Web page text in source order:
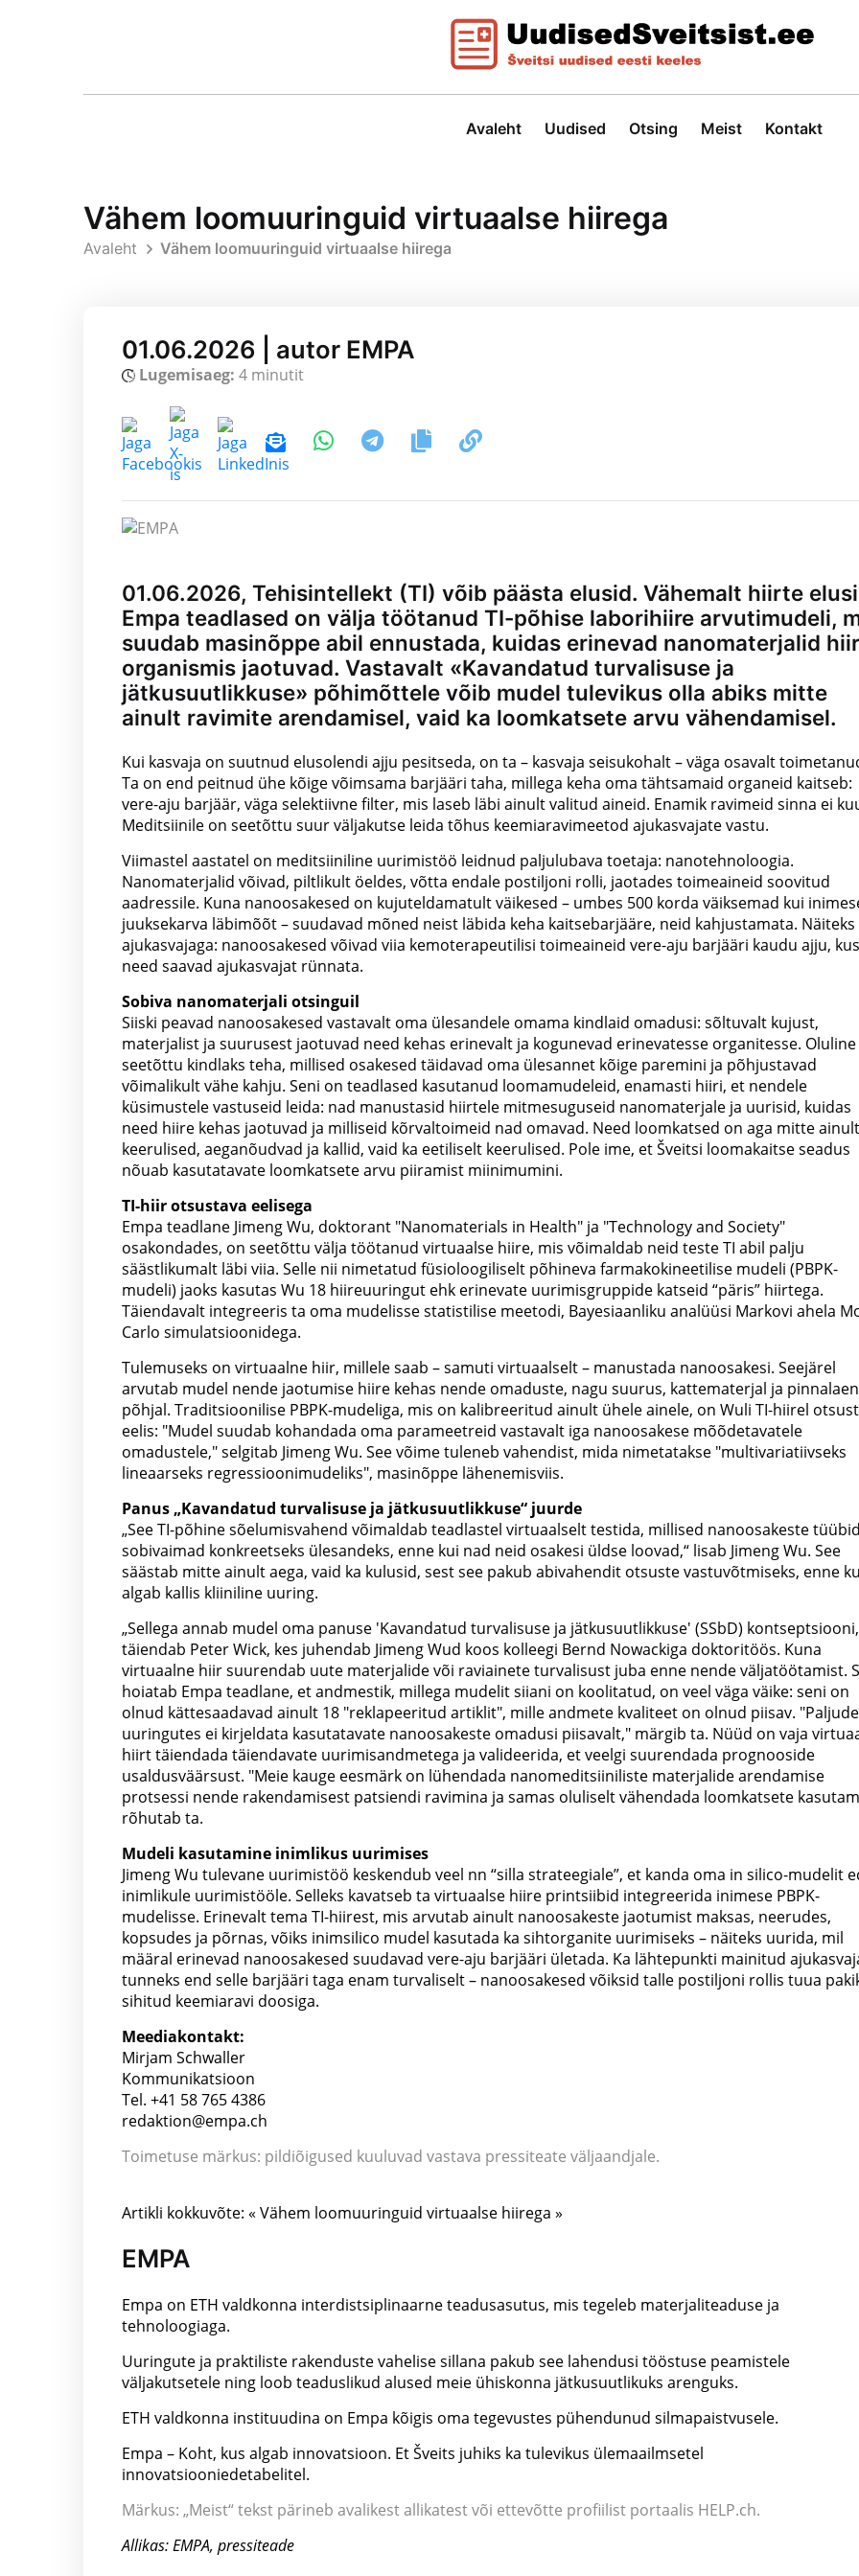
Avaleht Uudised Otsing Meist Kontakt
Vähem loomuuringuid virtuaalse hiirega
Avaleht Vähem loomuuringuid virtuaalse hiirega
01.06.2026 | autor EMPA
Lugemisaeg: 4 minutit
01.06.2026, Tehisintellekt (TI) võib päästa elusid. Vähemalt hiirte
Empa teadlased on välja töötanud TI-põhise laborihiire arvutimudeli,
suudab masinõppe abil ennustada, kuidas erinevad nanomaterjalid
organismis jaotuvad. Vastavalt «Kavandatud turvalisuse ja
jätkusuutlikkuse» põhimõttele võib mudel tulevikus olla abiks mitte
ainult ravimite arendamisel, vaid ka loomkatsete arvu vähendamisel.
Kui kasvaja on suutnud elusolendi ajju pesitseda, on ta – kasvaja seisukohalt – väga osavalt
Ta on end peitnud ühe kõige võimsama barjääri taha, millega keha oma tähtsamaid organeid kaitseb:
vere-aju barjäär, väga selektiivne filter, mis laseb läbi ainult valitud aineid. Enamik ravimeid sinna ei
Meditsiinile on seetõttu suur väljakutse leida tõhus keemiaravimeetod ajukasvajate vastu.
Viimastel aastatel on meditsiiniline uurimistöö leidnud paljulubava toetaja: nanotehnoloogia.
Nanomaterjalid võivad, piltlikult öeldes, võtta endale postiljoni rolli, jaotades toimeaineid soovitud
aadressile. Kuna nanoosakesed on kujuteldamatult väikesed – umbes 500 korda väiksemad kui
juuksekarva läbimõõt – suudavad mõned neist läbida keha kaitsebarjääre, neid kahjustamata. Näiteks
ajukasvajaga: nanoosakesed võivad viia kemoterapeutilisi toimeaineid vere-aju barjääri kaudu ajju, kus
need saavad ajukasvajat rünnata.
Sobiva nanomaterjali otsinguil
Siiski peavad nanoosakesed vastavalt oma ülesandele omama kindlaid omadusi: sõltuvalt kujust,
materjalist ja suurusest jaotuvad need kehas erinevalt ja kogunevad erinevatesse organitesse.
seetõttu kindlaks teha, millised osakesed täidavad oma ülesannet kõige paremini ja põhjustavad
võimalikult vähe kahju. Seni on teadlased kasutanud loomamudeleid, enamasti hiiri, et nendele
küsimustele vastuseid leida: nad manustasid hiirtele mitmesuguseid nanomaterjale ja uurisid, kuidas
need hiire kehas jaotuvad ja milliseid kõrvaltoimeid nad omavad. Need loomkatsed on aga mitte ainult
keerulised, aeganõudvad ja kallid, vaid ka eetiliselt keerulised. Pole ime, et Šveitsi loomakaitse seadus
nõuab kasutatavate loomkatsete arvu piiramist miinimumini.
TI-hiir otsustava eelisega
Empa teadlane Jimeng Wu, doktorant "Nanomaterials in Health" ja "Technology and Society"
osakondades, on seetõttu välja töötanud virtuaalse hiire, mis võimaldab neid teste TI abil palju
säästlikumalt läbi viia. Selle nii nimetatud füsioloogiliselt põhineva farmakokineetilise mudeli (PBPK-
mudeli) jaoks kasutas Wu 18 hiireuuringut ehk erinevate uurimisgruppide katseid “päris” hiirtega.
Täiendavalt integreeris ta oma mudelisse statistilise meetodi, Bayesiaanliku analüüsi Markovi ahela
Carlo simulatsioonidega.
Tulemuseks on virtuaalne hiir, millele saab – samuti virtuaalselt – manustada nanoosakesi. Seejärel
arvutab mudel nende jaotumise hiire kehas nende omaduste, nagu suurus, kattematerjal ja
põhjal. Traditsioonilise PBPK-mudeliga, mis on kalibreeritud ainult ühele ainele, on Wuli TI-hiirel
eelis: "Mudel suudab kohandada oma parameetreid vastavalt iga nanoosakese mõõdetavatele
omadustele," selgitab Jimeng Wu. See võime tuleneb vahendist, mida nimetatakse "multivariatiivseks
lineaarseks regressioonimudeliks", masinõppe lähenemisviis.
Panus „Kavandatud turvalisuse ja jätkusuutlikkuse“ juurde
„See TI-põhine sõelumisvahend võimaldab teadlastel virtuaalselt testida, millised nanoosakeste
sobivaimad konkreetseks ülesandeks, enne kui nad neid osakesi üldse loovad,“ lisab Jimeng Wu. See
säästab mitte ainult aega, vaid ka kulusid, sest see pakub abivahendit otsuste vastuvõtmiseks, enne
algab kallis kliiniline uuring.
„Sellega annab mudel oma panuse 'Kavandatud turvalisuse ja jätkusuutlikkuse' (SSbD)
täiendab Peter Wick, kes juhendab Jimeng Wud koos kolleegi Bernd Nowackiga doktoritöös. Kuna
virtuaalne hiir suurendab uute materjalide või raviainete turvalisust juba enne nende väljatöötamist.
hoiatab Empa teadlane, et andmestik, millega mudelit siiani on koolitatud, on veel väga väike: seni on
olnud kättesaadavad ainult 18 "reklapeeritud artiklit", mille andmete kvaliteet on olnud piisav.
uuringutes ei kirjeldata kasutatavate nanoosakeste omadusi piisavalt," märgib ta. Nüüd on vaja
hiirt täiendada täiendavate uurimisandmetega ja valideerida, et veelgi suurendada prognooside
usaldusväärsust. "Meie kauge eesmärk on lühendada nanomeditsiiniliste materjalide arendamise
protsessi nende rakendamisest patsiendi ravimina ja samas oluliselt vähendada loomkatsete
rõhutab ta.
Mudeli kasutamine inimlikus uurimises
Jimeng Wu tulevane uurimistöö keskendub veel nn “silla strateegiale”, et kanda oma in silico-mudelit
inimlikule uurimistööle. Selleks kavatseb ta virtuaalse hiire printsiibid integreerida inimese PBPK-
mudelisse. Erinevalt tema TI-hiirest, mis arvutab ainult nanoosakeste jaotumist maksas, neerudes,
kopsudes ja põrnas, võiks inimsilico mudel kasutada ka sihtorganite uurimiseks – näiteks uurida, mil
määral erinevad nanoosakesed suudavad vere-aju barjääri ületada. Ka lähtepunkti mainitud
tunneks end selle barjääri taga enam turvaliselt – nanoosakesed võiksid talle postiljoni rollis tuua
sihitud keemiaravi doosiga.
Meediakontakt:
Mirjam Schwaller
Kommunikatsioon
Tel. +41 58 765 4386
redaktion@empa.ch
Toimetuse märkus: pildiõigused kuuluvad vastava pressiteate väljaandjale.
Artikli kokkuvõte: « Vähem loomuuringuid virtuaalse hiirega »
EMPA
Empa on ETH valdkonna interdistsiplinaarne teadusasutus, mis tegeleb materjaliteaduse ja
tehnoloogiaga.
Uuringute ja praktiliste rakenduste vahelise sillana pakub see lahendusi tööstuse peamistele
väljakutsetele ning loob teaduslikud alused meie ühiskonna jätkusuutlikuks arenguks.
ETH valdkonna instituudina on Empa kõigis oma tegevustes pühendunud silmapaistvusele.
Empa – Koht, kus algab innovatsioon. Et Šveits juhiks ka tulevikus ülemaailmsetel
innovatsiooniedetabelitel.
Märkus: „Meist“ tekst pärineb avalikest allikatest või ettevõtte profiilist portaalis HELP.ch.
Allikas: EMPA, pressiteade